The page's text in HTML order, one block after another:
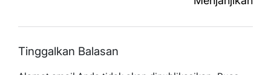
Tinggalkan Balasan